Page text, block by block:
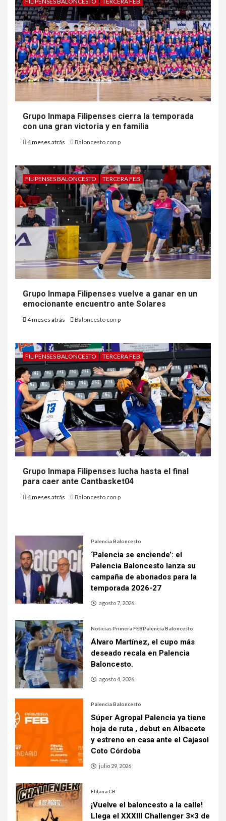
Grupo Inmapa Filipenses cierra la temporada
con una gran victoria y en familia
4 meses atrás Baloncesto con p
FILIPENSES BALONCESTO TERCERA FEB
Grupo Inmapa Filipenses vuelve a ganar en un
emocionante encuentro ante Solares
4 meses atrás Baloncesto con p
FILIPENSES BALONCESTO TERCERA FEB
Grupo Inmapa Filipenses lucha hasta el final
para caer ante Cantbasket04
4 meses atrás Baloncesto con p
Palencia Baloncesto
‘Palencia se enciende’: el
Palencia Baloncesto lanza su
campaña de abonados para la
temporada 2026-27
agosto 7, 2026
Noticias Primera FEBPalencia Baloncesto
Álvaro Martínez, el cupo más
deseado recala en Palencia
Baloncesto.
agosto 4, 2026
Palencia Baloncesto
Súper Agropal Palencia ya tiene
hoja de ruta , debut en Albacete
y estreno en casa ante el Cajasol
Coto Córdoba
julio 29, 2026
Eldana CB
¡Vuelve el baloncesto a la calle!
Llega el XXXIII Challenger 3×3 de